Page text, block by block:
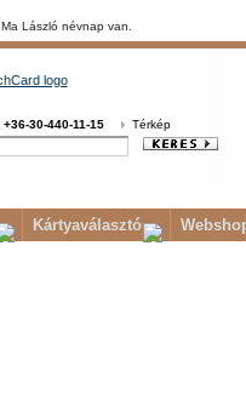
Ma László névnap van.
+36-30-440-11-15
Térkép
Kártyaválasztó